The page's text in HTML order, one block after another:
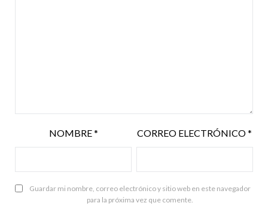
NOMBRE* CORREO ELECTRÓNICO*
Guardar mi nombre, correo electrónico y sitio web en este navegador
para la próxima vez que comente.